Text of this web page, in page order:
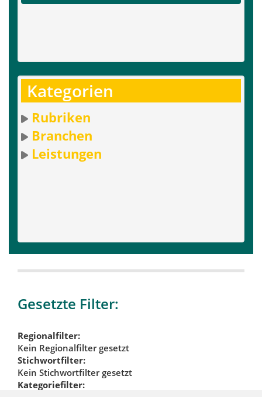
Kategorien
Rubriken
Branchen
Leistungen
Gesetzte Filter:
Regionalfilter:
Kein Regionalfilter gesetzt
Stichwortfilter:
Kein Stichwortfilter gesetzt
Kategoriefilter: